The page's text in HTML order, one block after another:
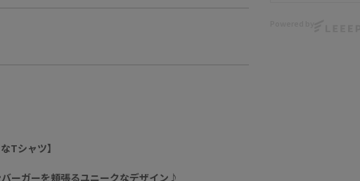
Tシャツ】
ーガーを頬張るユニークなデザイン♪